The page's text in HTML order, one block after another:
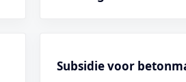
Subsidie voor